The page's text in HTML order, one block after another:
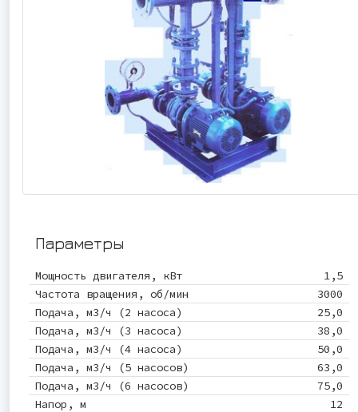
Параметры
Мощность двигателя, кВт
1,5
Частота вращения, об/мин
3000
Подача, м3/ч (2 насоса)
25,0
Подача, м3/ч (3 насоса)
38,0
Подача, м3/ч (4 насоса)
50,0
Подача, м3/ч (5 насосов)
63,0
Подача, м3/ч (6 насосов)
75,0
Напор, м
12